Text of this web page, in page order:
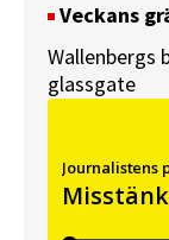
Veckans
Wallenbergs
glassgate